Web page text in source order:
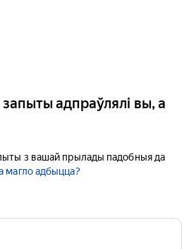
адпраўлялі вы, а
з вашай прылады падобныя да
магло адбыцца?